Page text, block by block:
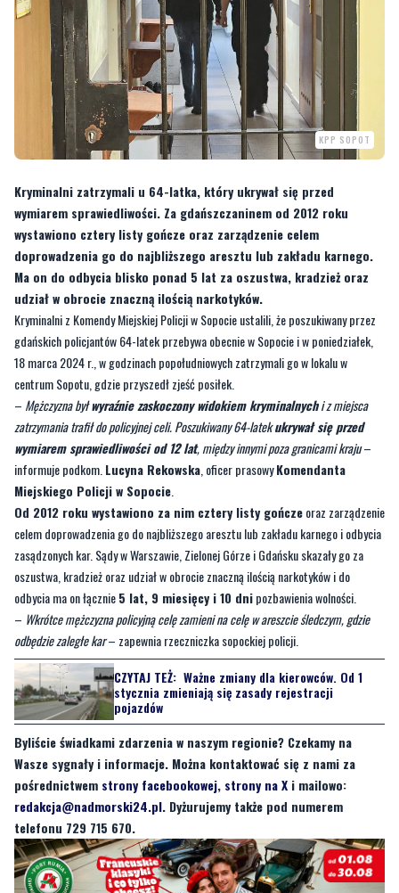
KPP SOPOT
Kryminalni zatrzymali u 64-latka, który ukrywał się przed
wymiarem sprawiedliwości. Za gdańszczaninem od 2012 roku
wystawiono cztery listy gończe oraz zarządzenie celem
doprowadzenia go do najbliższego aresztu lub zakładu karnego.
Ma on do odbycia blisko ponad 5 lat za oszustwa, kradzież oraz
udział w obrocie znaczną ilością narkotyków.
Kryminalni z Komendy Miejskiej Policji w Sopocie ustalili, że poszukiwany przez
gdańskich policjantów 64-latek przebywa obecnie w Sopocie i w poniedziałek,
18 marca 2024 r., w godzinach popołudniowych zatrzymali go w lokalu w
centrum Sopotu, gdzie przyszedł zjeść posiłek.
– Mężczyzna byłwyraźnie zaskoczony widokiem kryminalnychi z miejsca
zatrzymania trafił do policyjnej celi. Poszukiwany 64-latekukrywał się przed
wymiarem sprawiedliwości od 12 lat, między innymi poza granicami kraju–
informuje podkom.Lucyna Rekowska, oficer prasowyKomendanta
Miejskiego Policji w Sopocie.
Od 2012 roku wystawiono za nim cztery listy gończeoraz zarządzenie
celem doprowadzenia go do najbliższego aresztu lub zakładu karnego i odbycia
zasądzonych kar. Sądy w Warszawie, Zielonej Górze i Gdańsku skazały go za
oszustwa, kradzież oraz udział w obrocie znaczną ilością narkotyków i do
odbycia ma on łącznie5 lat, 9 miesięcy i 10 dnipozbawienia wolności.
– Wkrótce mężczyzna policyjną celę zamieni na celę w areszcie śledczym, gdzie
odbędzie zaległe kar– zapewnia rzeczniczka sopockiej policji.
CZYTAJ TEŻ: Ważne zmiany dla kierowców. Od 1
stycznia zmieniają się zasady rejestracji
pojazdów
Byliście świadkami zdarzenia w naszym regionie? Czekamy na
Wasze sygnały i informacje. Można kontaktować się z nami za
pośrednictwem strony facebookowej, strony na X i mailowo:
redakcja@nadmorski24.pl. Dyżurujemy także pod numerem
telefonu 729 715 670.